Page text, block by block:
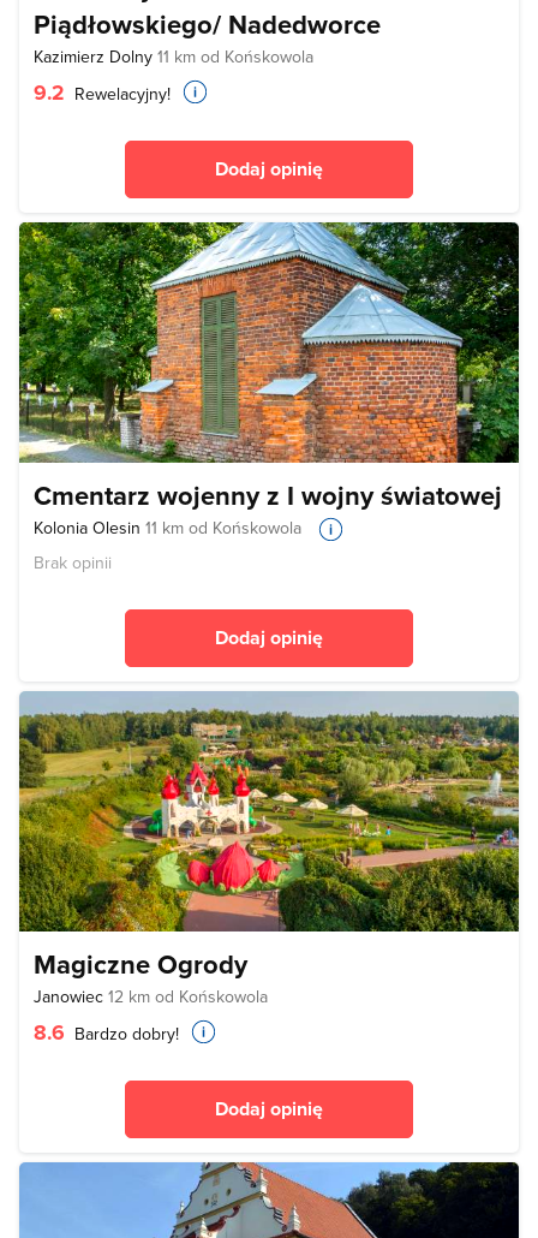
Piądłowskiego/ Nadedworce
Kazimierz Dolny 11 km od Końskowola
9.2 Rewelacyjny!
Dodaj opinię
Cmentarz wojenny z I wojny światowej
Kolonia Olesin 11 km od Końskowola
Brak opinii
Dodaj opinię
Magiczne Ogrody
Janowiec 12 km od Końskowola
8.6 Bardzo dobry!
Dodaj opinię